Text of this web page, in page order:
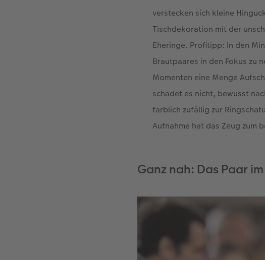
verstecken sich kleine
Tischdekoration mit der
Eheringe. Profitipp: In den
Brautpaares in den Fokus zu
Momenten eine Menge
schadet es nicht, bewusst
farblich zufällig zur
Aufnahme hat das Zeug zum
Ganz nah: Das Paar